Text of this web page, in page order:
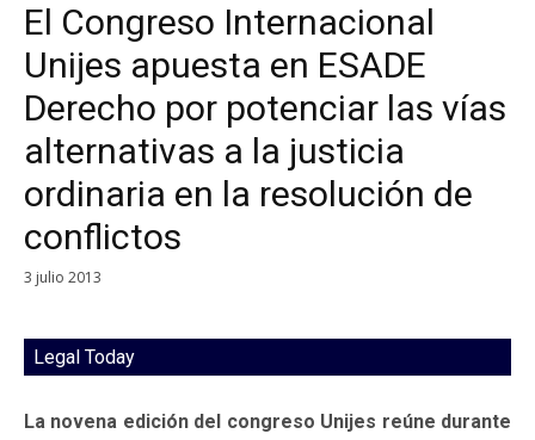
El Congreso Internacional
Unijes apuesta en ESADE
Derecho por potenciar las vías
alternativas a la justicia
ordinaria en la resolución de
conflictos
3 julio 2013
Legal Today
La novena edición del congreso Unijes reúne durante